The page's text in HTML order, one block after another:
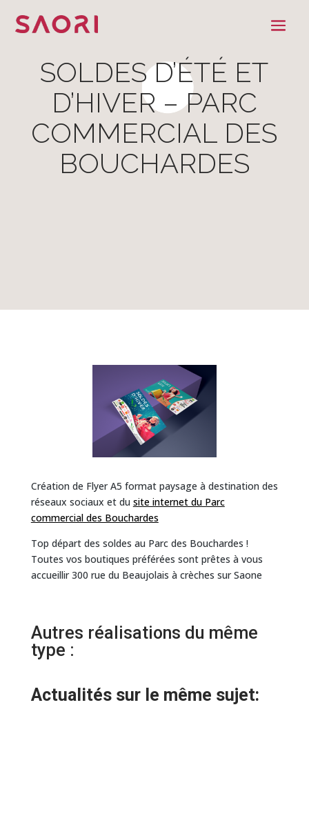
SOLDES D’ÉTÉ ET
D’HIVER – PARC
COMMERCIAL DES
BOUCHARDES
Création de Flyer A5 format paysage à destination des
réseaux sociaux et du site internet du Parc
commercial des Bouchardes
Top départ des soldes au Parc des Bouchardes !
Toutes vos boutiques préférées sont prêtes à vous
accueillir 300 rue du Beaujolais à crèches sur Saone
Autres réalisations du même
type :
Actualités sur le même sujet: